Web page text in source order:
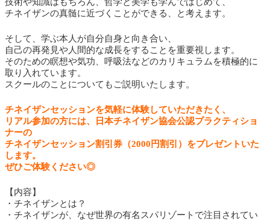
チネイザンの真髄に近づくことができる、と考えます。
そして、学ぶ本人が自分自身と向き合い、
自己の再発見や人間的な成長をすることを重要視します。
そのための瞑想や気功、呼吸法などのカリキュラムを積極的に
取り入れています。
スクールのことについてもご説明いたします。
チネイザンセッションを気軽に体験していただきたく、
リアル参加の方には、日本チネイザン協会公認プラクティショ
ナーの
チネイザンセッション割引券（2000円割引）をプレゼントいた
します。
ぜひご体験ください◎
【内容】
・チネイザンとは？
・チネイザンが、なぜ世界の有名スパリゾートで注目されてい